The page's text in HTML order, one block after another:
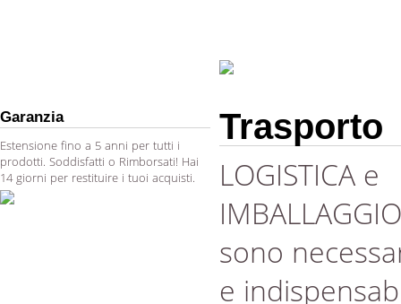
Garanzia
Estensione fino a 5 anni per tutti i
prodotti. Soddisfatti o Rimborsati! Hai
14 giorni per restituire i tuoi acquisti.
Trasporto
LOGISTICA e
IMBALLAGGIO
sono
e